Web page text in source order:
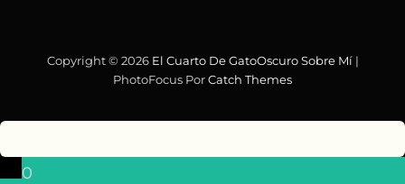
Copyright © 2026 El Cuarto De GatoOscuro Sobre Mí|
PhotoFocus PorCatch Themes
0